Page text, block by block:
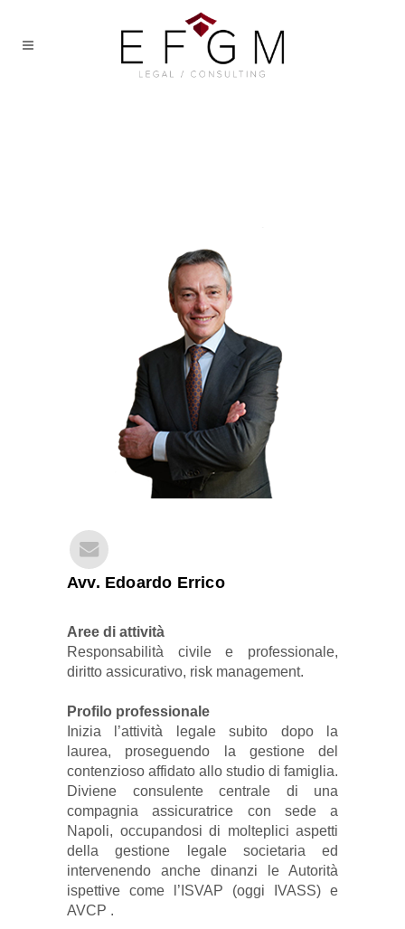
Avv. Edoardo Errico
Aree di attività
Responsabilità civile e professionale,
diritto assicurativo, risk management.
Profilo professionale
Inizia l’attività legale subito dopo la
laurea, proseguendo la gestione del
contenzioso affidato allo studio di famiglia.
Diviene consulente centrale di una
compagnia assicuratrice con sede a
Napoli, occupandosi di molteplici aspetti
della gestione legale societaria ed
intervenendo anche dinanzi le Autorità
ispettive come l’ISVAP (oggi IVASS) e
AVCP .